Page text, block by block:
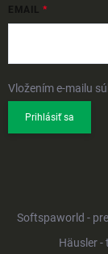
EMAIL
Vložením e-mailu
Prihlásiť sa
Softspaworld -
Häusler -